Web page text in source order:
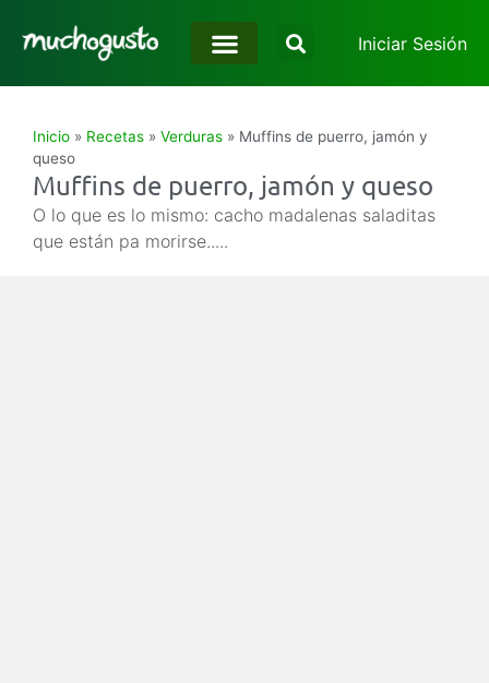
Iniciar Sesión
Inicio » Recetas » Verduras » Muffins de puerro, jamón y
queso
Muffins de puerro, jamón y queso
O lo que es lo mismo: cacho madalenas saladitas
que están pa morirse.....